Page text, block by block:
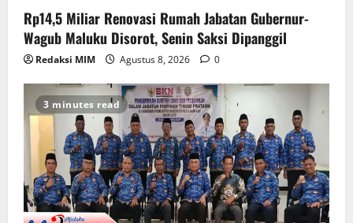
Rp14,5 Miliar Renovasi Rumah Jabatan Gubernur-
Wagub Maluku Disorot, Senin Saksi Dipanggil
Redaksi MIM Agustus 8, 2026 0
3 minutes read